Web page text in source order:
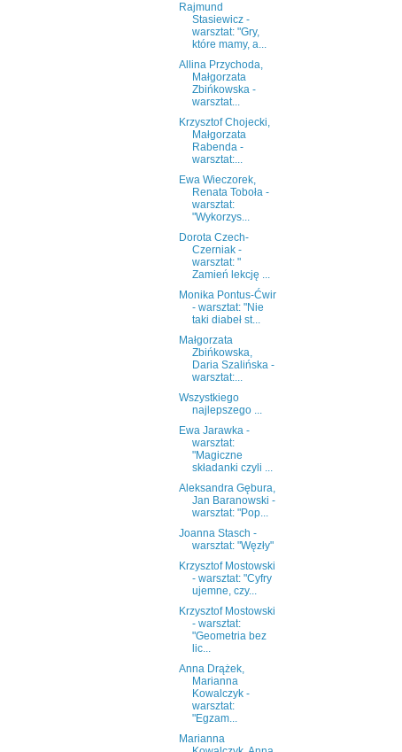
Rajmund
Stasiewicz -
warsztat: "Gry,
które mamy, a...
Allina Przychoda,
Małgorzata
Zbińkowska -
warsztat...
Krzysztof Chojecki,
Małgorzata
Rabenda -
warsztat:...
Ewa Wieczorek,
Renata Toboła -
warsztat:
"Wykorzys...
Dorota Czech-
Czerniak -
warsztat: "
Zamień lekcję ...
Monika Pontus-Ćwir
- warsztat: "Nie
taki diabeł st...
Małgorzata
Zbińkowska,
Daria Szalińska -
warsztat:...
Wszystkiego
najlepszego ...
Ewa Jarawka -
warsztat:
"Magiczne
składanki czyli ...
Aleksandra Gębura,
Jan Baranowski -
warsztat: "Pop...
Joanna Stasch -
warsztat: "Węzły"
Krzysztof Mostowski
- warsztat: "Cyfry
ujemne, czy...
Krzysztof Mostowski
- warsztat:
"Geometria bez
lic...
Anna Drążek,
Marianna
Kowalczyk -
warsztat:
"Egzam...
Marianna